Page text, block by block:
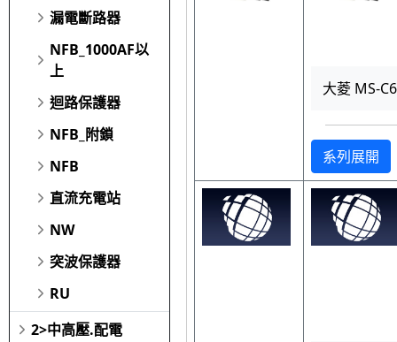
漏電斷路器
NFB_1000AF以
上
迴路保護器
NFB_附鎖
NFB
直流充電站
NW
突波保護器
RU
2>中高壓.配電
大菱 MS-
系列展開